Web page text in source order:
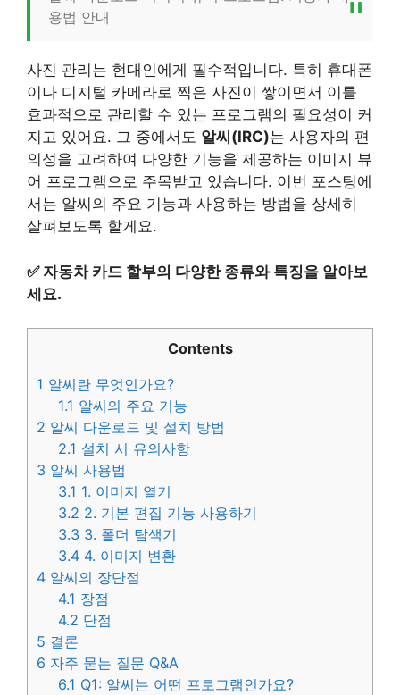
용법 안내
사진 관리는 현대인에게 필수적입니다. 특히 휴대폰
이나 디지털 카메라로 찍은 사진이 쌓이면서 이를
효과적으로 관리할 수 있는 프로그램의 필요성이 커
지고 있어요. 그 중에서도 알씨(IRC)는 사용자의 편
의성을 고려하여 다양한 기능을 제공하는 이미지 뷰
어 프로그램으로 주목받고 있습니다. 이번 포스팅에
서는 알씨의 주요 기능과 사용하는 방법을 상세히
살펴보도록 할게요.
✅ 자동차 카드 할부의 다양한 종류와 특징을 알아보
세요.
Contents
1 알씨란 무엇인가요?
1.1 알씨의 주요 기능
2 알씨 다운로드 및 설치 방법
2.1 설치 시 유의사항
3 알씨 사용법
3.1 1. 이미지 열기
3.2 2. 기본 편집 기능 사용하기
3.3 3. 폴더 탐색기
3.4 4. 이미지 변환
4 알씨의 장단점
4.1 장점
4.2 단점
5 결론
6 자주 묻는 질문 Q&A
6.1 Q1: 알씨는 어떤 프로그램인가요?